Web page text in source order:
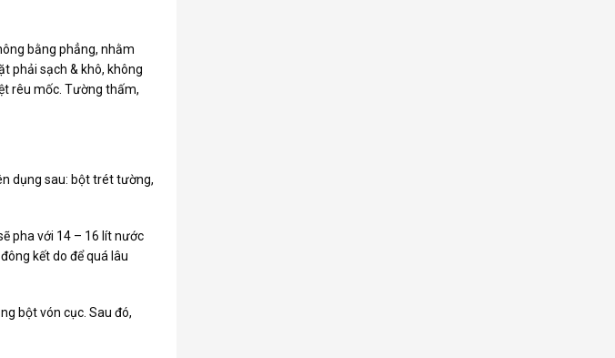
bằng phẳng, nhằm
phải sạch & khô, không
rêu mốc. Tường thấm,
dụng sau: bột trét tường,
pha với 14 – 16 lít nước
kết do để quá lâu
bột vón cục. Sau đó,